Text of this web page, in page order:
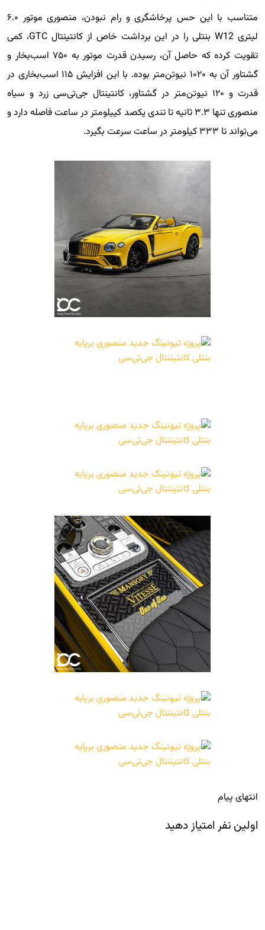
متناسب با این حس پرخاشگری و رام نبودن، منصوری موتور ۶.۰
لیتری W12 بنتلی را در این برداشت خاص از کانتینتال GTC، کمی
تقویت کرده که حاصل آن، رسیدن قدرت موتور به ۷۵۰ اسب‌‎بخار و
گشتاور آن به ۱۰۲۰ نیوتن‌متر بوده. با این افزایش ۱۱۵ اسب‌بخاری در
قدرت و ۱۲۰ نیوتن‌متر در گشتاور، کانتینتال جی‌تی‌سی زرد و سیاه
منصوری تنها ۳.۳ ثانیه تا تندی یکصد کییلومتر در ساعت فاصله دارد و
می‌تواند تا ۳۳۳ کیلومتر در ساعت سرعت بگیرد.
انتهای پیام
اولین نفر امتیاز دهید